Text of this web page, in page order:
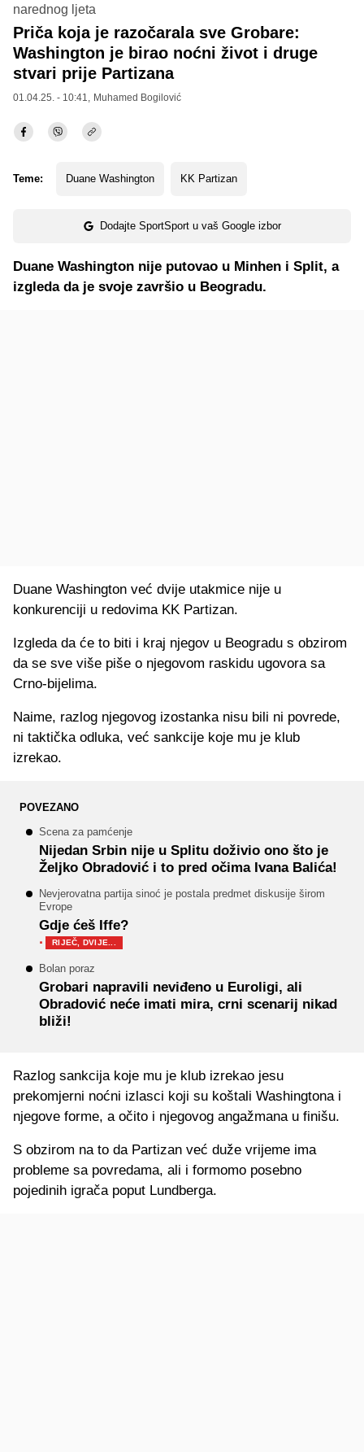
narednog ljeta
Priča koja je razočarala sve Grobare:
Washington je birao noćni život i druge
stvari prije Partizana
01.04.25. - 10:41, Muhamed Bogilović
Teme: Duane Washington KK Partizan
Dodajte SportSport u vaš Google izbor
Duane Washington nije putovao u Minhen i Split, a
izgleda da je svoje završio u Beogradu.
Duane Washington već dvije utakmice nije u
konkurenciji u redovima KK Partizan.
Izgleda da će to biti i kraj njegov u Beogradu s obzirom
da se sve više piše o njegovom raskidu ugovora sa
Crno-bijelima.
Naime, razlog njegovog izostanka nisu bili ni povrede,
ni taktička odluka, već sankcije koje mu je klub
izrekao.
POVEZANO
Scena za pamćenje
Nijedan Srbin nije u Splitu doživio ono što je
Željko Obradović i to pred očima Ivana Balića!
Nevjerovatna partija sinoć je postala predmet diskusije širom
Evrope
Gdje ćeš Iffe?
· RIJEČ, DVIJE...
Bolan poraz
Grobari napravili neviđeno u Euroligi, ali
Obradović neće imati mira, crni scenarij nikad
bliži!
Razlog sankcija koje mu je klub izrekao jesu
prekomjerni noćni izlasci koji su koštali Washingtona i
njegove forme, a očito i njegovog angažmana u finišu.
S obzirom na to da Partizan već duže vrijeme ima
probleme sa povredama, ali i formomo posebno
pojedinih igrača poput Lundberga.